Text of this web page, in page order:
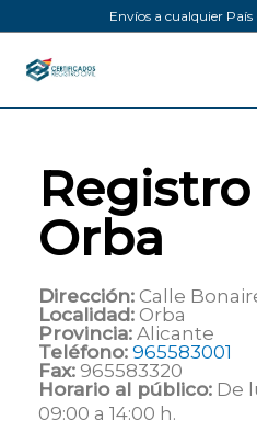
al
contenido
Envíos a cualquier País
Orba
Dirección: Calle
Localidad: Orba
Provincia: Alicante
Teléfono: 965583001
Fax: 965583320
Horario al público: De
09:00 a 14:00 h.